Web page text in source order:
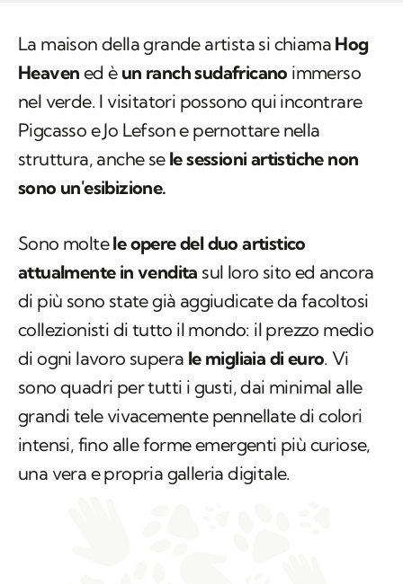
La maison della grande artista si chiama Hog
Heaven ed è un ranch sudafricano immerso
nel verde. I visitatori possono qui incontrare
Pigcasso e Jo Lefson e pernottare nella
struttura, anche se le sessioni artistiche non
sono un'esibizione.
Sono moltele opere del duo artistico
attualmente in vendita sul loro sito ed ancora
di più sono state già aggiudicate da facoltosi
collezionisti di tutto il mondo: il prezzo medio
di ogni lavoro supera le migliaia di euro. Vi
sono quadri per tutti i gusti, dai minimal alle
grandi tele vivacemente pennellate di colori
intensi, fino alle forme emergenti più curiose,
una vera e propria galleria digitale.